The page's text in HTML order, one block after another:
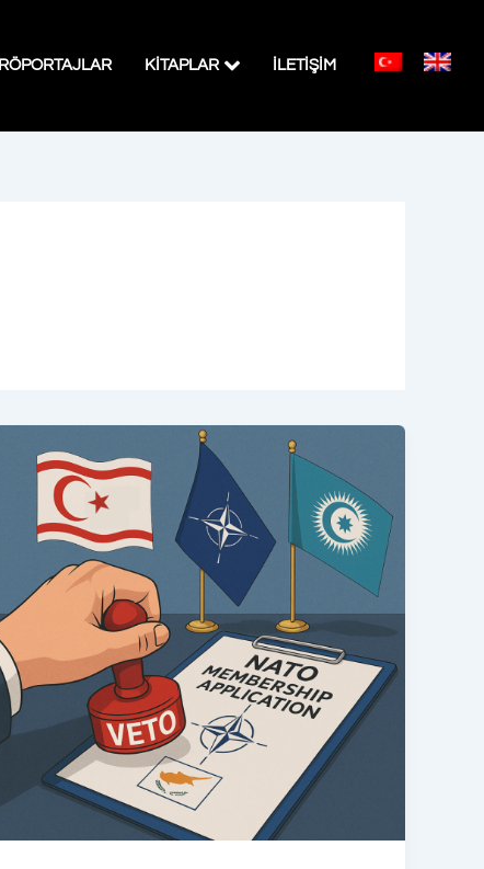
RÖPORTAJLAR KITAPLAR İLETİŞİM